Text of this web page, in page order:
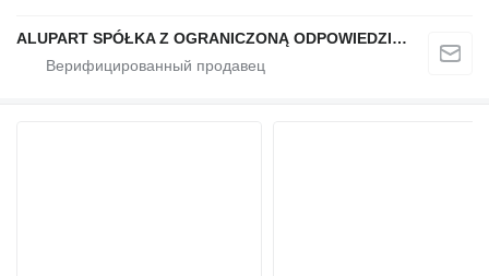
ALUPART SPÓŁKA Z OGRANICZONĄ ODPOWIEDZIALNOŚCIĄ